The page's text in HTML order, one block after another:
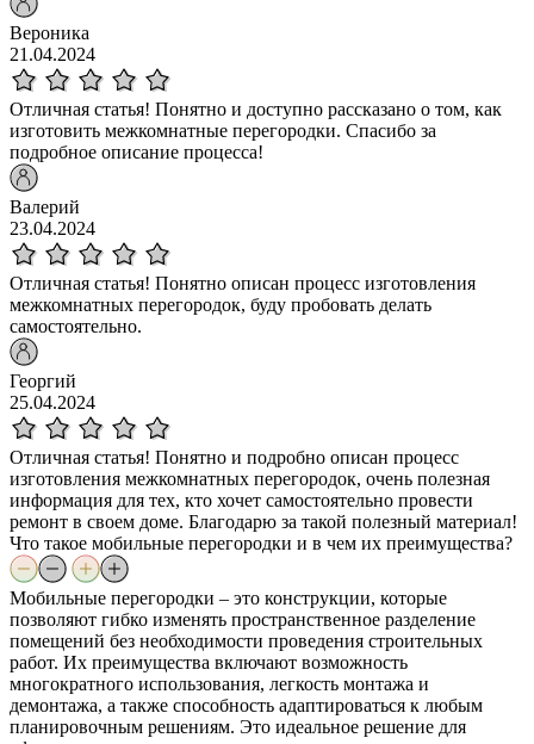
Вероника
21.04.2024
Отличная статья! Понятно и доступно рассказано о том, как
изготовить межкомнатные перегородки. Спасибо за
подробное описание процесса!
Валерий
23.04.2024
Отличная статья! Понятно описан процесс изготовления
межкомнатных перегородок, буду пробовать делать
самостоятельно.
Георгий
25.04.2024
Отличная статья! Понятно и подробно описан процесс
изготовления межкомнатных перегородок, очень полезная
информация для тех, кто хочет самостоятельно провести
ремонт в своем доме. Благодарю за такой полезный материал!
Что такое мобильные перегородки и в чем их преимущества?
Мобильные перегородки – это конструкции, которые
позволяют гибко изменять пространственное разделение
помещений без необходимости проведения строительных
работ. Их преимущества включают возможность
многократного использования, легкость монтажа и
демонтажа, а также способность адаптироваться к любым
планировочным решениям. Это идеальное решение для